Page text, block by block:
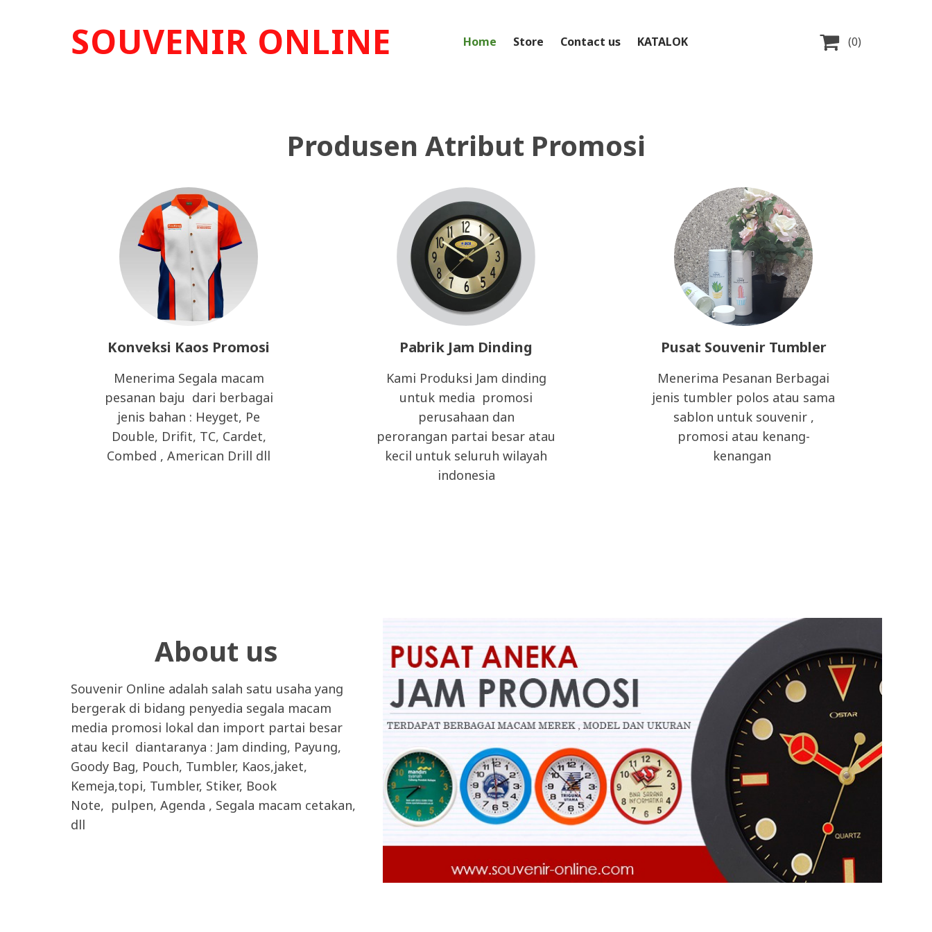
SOUVENIR ONLINE Home Store Contact us KATALOK  (0)
Produsen Atribut Promosi
Konveksi Kaos Promosi
Menerima Segala macam
pesanan baju dari berbagai
jenis bahan : Heyget, Pe
Double, Drifit, TC, Cardet,
Combed , American Drill dll
Pabrik Jam Dinding
Kami Produksi Jam dinding
untuk media promosi
perusahaan dan
perorangan partai besar atau
kecil untuk seluruh wilayah
indonesia
Pusat Souvenir Tumbler
Menerima Pesanan Berbagai
jenis tumbler polos atau sama
sablon untuk souvenir ,
promosi atau kenang-
kenangan
About us
Souvenir Online adalah salah satu usaha yang
bergerak di bidang penyedia segala macam
media promosi lokal dan import partai besar
atau kecil diantaranya : Jam dinding, Payung,
Goody Bag, Pouch, Tumbler, Kaos,jaket,
Kemeja,topi, Tumbler, Stiker, Book
Note, pulpen, Agenda , Segala macam cetakan,
dll